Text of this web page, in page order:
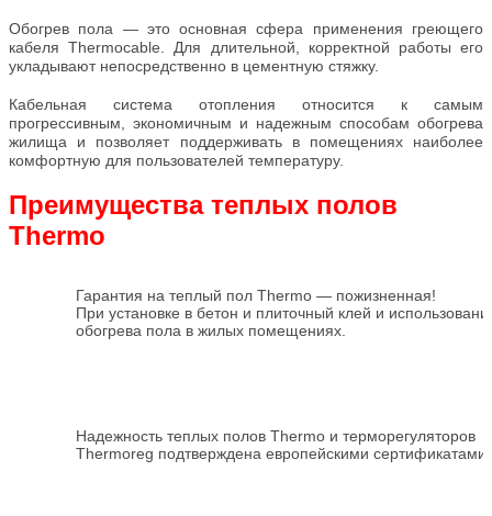
Обогрев пола — это основная сфера применения греющего
кабеля Thermocable. Для длительной, корректной работы его
укладывают непосредственно в цементную стяжку.
Кабельная система отопления относится к самым
прогрессивным, экономичным и надежным способам обогрева
жилища и позволяет поддерживать в помещениях наиболее
комфортную для пользователей температуру.
Преимущества теплых полов
Thermo
Гарантия на теплый пол Thermo — пожизненная!
При установке в бетон и плиточный клей и
обогрева пола в жилых помещениях.
Надежность теплых полов Thermo и терморегуляторов
Thermoreg подтверждена европейскими сертификатами